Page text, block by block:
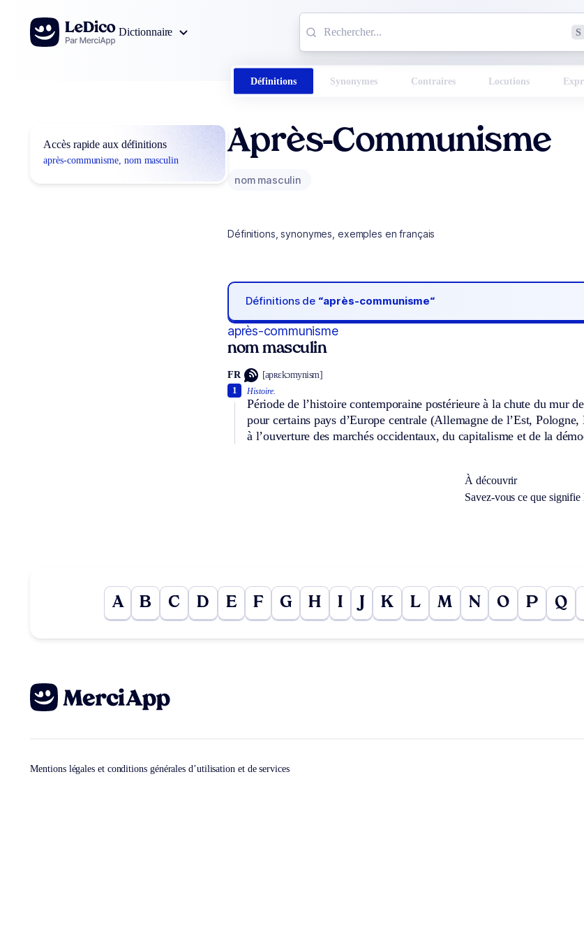
Aller au contenu
Dictionnaire
S
Définitions Synonymes Contraires Locutions
Accès rapide aux définitions
après-communisme, nom masculin
Après-Communisme
nom masculin
Définitions, synonymes, exemples en français
Définitions de “après-communisme“
après-communisme
nom masculin
FR [apʀɛkɔmynism]
Histoire.
Période de l’histoire contemporaine postérieure à la chute du mur
pour certains pays d’Europe centrale (Allemagne de l’Est,
à l’ouverture des marchés occidentaux, du capitalisme et de la
1
À découvrir
Savez-vous ce que
A B C D E F G H I K L M N O P Q
Mentions légales et conditions générales d’utilisation et de services